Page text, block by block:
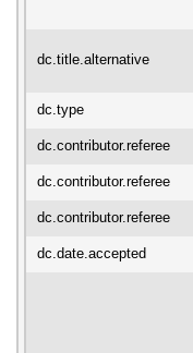
dc.title.alternative
dc.type
dc.contributor.referee
dc.contributor.referee
dc.contributor.referee
dc.date.accepted